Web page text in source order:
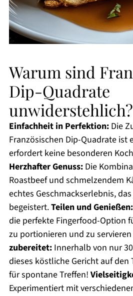
Warum sind
Dip-Quadrate
unwiderstehlich?
Einfachheit in Perfektion:Die
Französischen Dip-Quadrate ist
erfordert keine besonderen
Herzhafter Genuss:Die
Roastbeef und schmelzendem
echtes Geschmackserlebnis,
begeistert.Teilen und Genießen:
die perfekte Fingerfood-Option
zu portionieren und zu
zubereitet:Innerhalb von nur
dieses köstliche Gericht auf den
für spontane Treffen!
Experimentiert mit